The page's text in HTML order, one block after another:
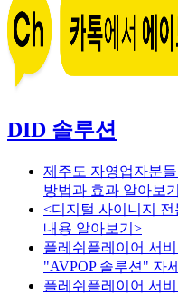
DID 솔루션
제주도 자영업자분
방법과 효과 알아보기
<디지털 사이니지 전
내용 알아보기>
플레쉬플레이어 서
"AVPOP 솔루션" 자
플레쉬플레이어 서